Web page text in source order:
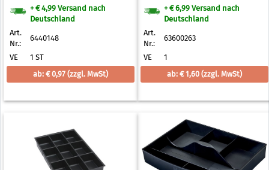
+ € 4,99 Versand nach
Deutschland
Art.
Nr.:
6440148
VE
1 ST
ab: € 0,97 (zzgl. MwSt)
+ € 6,99 Versand nach
Deutschland
Art.
Nr.:
63600263
VE
1
ab: € 1,60 (zzgl. MwSt)